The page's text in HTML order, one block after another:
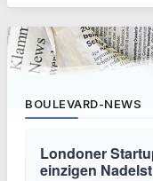
BOULEVARD-NEWS
Londoner
einzigen